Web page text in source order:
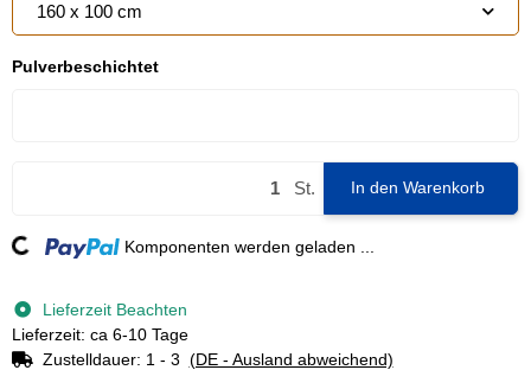
160 x 100 cm
Pulverbeschichtet
St. In den Warenkorb
Loading... Komponenten werden geladen ...
Lieferzeit Beachten
Lieferzeit: ca 6-10 Tage
Zustelldauer: 1 - 3 (DE - Ausland abweichend)